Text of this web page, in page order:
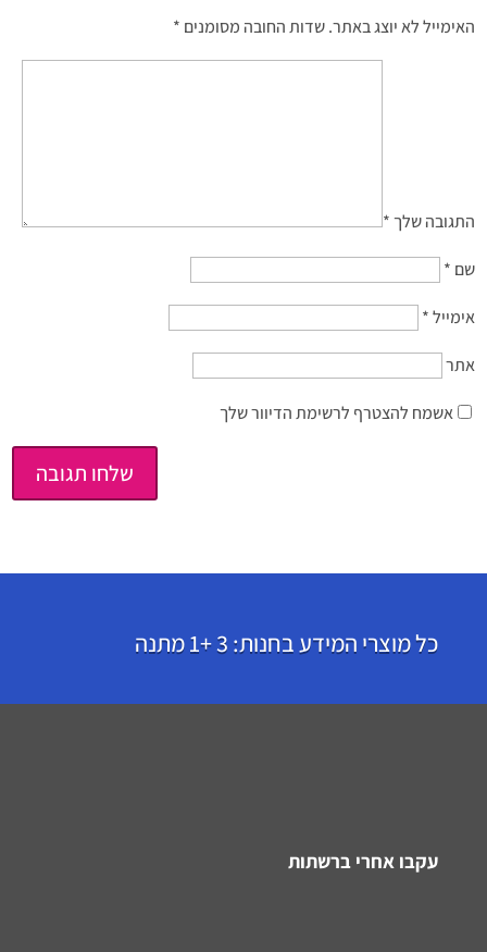
האימייל לא יוצג באתר. שדות החובה מסומנים *
התגובה שלך*
שם *
אימייל*
אתר
אשמח להצטרף לרשימת הדיוור שלך
כל מוצרי המידע בחנות: 3 +1 מתנה
עקבו אחרי ברשתות